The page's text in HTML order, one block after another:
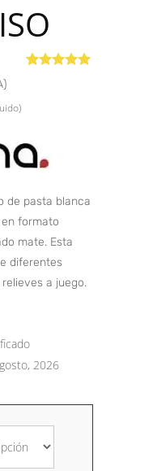
de pasta blanca
formato
mate. Esta
diferentes
a juego.
2026